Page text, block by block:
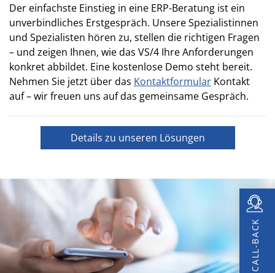
CALL-BACK
Der einfachste Einstieg in eine ERP-Beratung ist ein
unverbindliches Erstgespräch. Unsere Spezialistinnen
und Spezialisten hören zu, stellen die richtigen Fragen
– und zeigen Ihnen, wie das VS/4 Ihre Anforderungen
konkret abbildet. Eine kostenlose Demo steht bereit.
Nehmen Sie jetzt über das Kontaktformular Kontakt
auf – wir freuen uns auf das gemeinsame Gespräch.
Details zu unseren Lösungen